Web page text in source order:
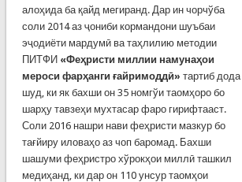
алоҳида ба қайд мегиранд. Дар ин чорчўба
соли 2014 аз ҷониби кормандони шуъбаи
эҷодиёти мардумӣ ва таҳлилию методии
ПИТФИ «Феҳристи миллии намунаҳои
мероси фарҳанги ғайримоддӣ» тартиб дода
шуд, ки як бахши он 35 номгўи таомҳоро бо
шарҳу тавзеҳи мухтасар фаро гирифтааст.
Соли 2016 нашри нави феҳристи мазкур бо
тағйиру иловаҳо аз чоп баромад. Бахши
шашуми феҳристро хўрокҳои миллӣ ташкил
медиҳанд, ки дар он 110 унсур таомҳои